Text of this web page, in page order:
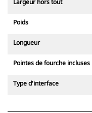
Largeur hors tout
Poids
Longueur
Pointes de fourche incluses
Type d'interface